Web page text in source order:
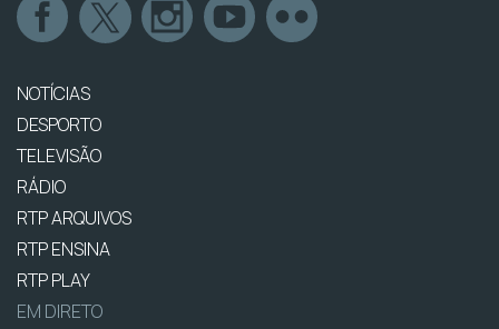
NOTÍCIAS
DESPORTO
TELEVISÃO
RÁDIO
RTP ARQUIVOS
RTP ENSINA
RTP PLAY
EM DIRETO